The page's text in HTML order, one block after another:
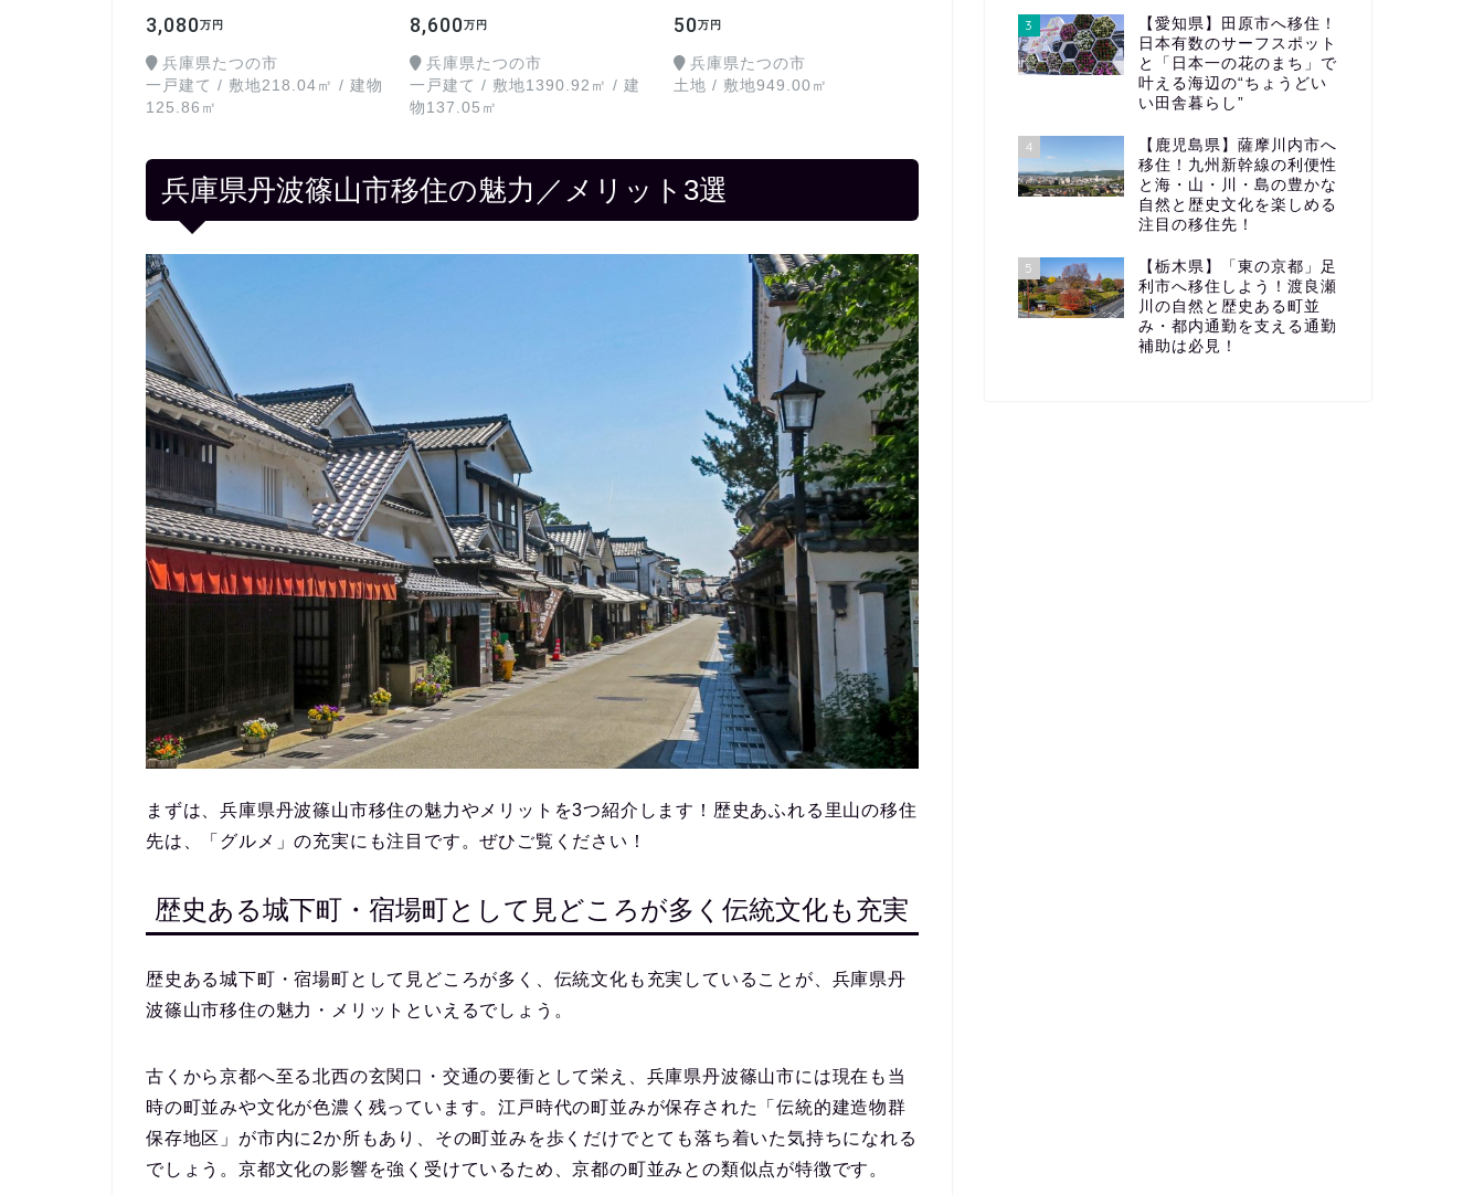
3,080万円
兵庫県たつの市
一戸建て / 敷地218.04㎡ / 建物
125.86㎡
8,600万円
兵庫県たつの市
一戸建て / 敷地1390.92㎡ / 建
物137.05㎡
50万円
兵庫県たつの市
土地 / 敷地949.00㎡
兵庫県丹波篠山市移住の魅力／メリット3選
まずは、兵庫県丹波篠山市移住の魅力やメリットを3つ紹介します！歴史あふれる里山の移住
先は、「グルメ」の充実にも注目です。ぜひご覧ください！
歴史ある城下町・宿場町として見どころが多く伝統文化も充実
歴史ある城下町・宿場町として見どころが多く、伝統文化も充実 していることが、兵庫県丹
波篠山市移住の魅力・メリットといえるでしょう。
古くから京都へ至る北西の玄関口・交通の要衝として栄え、兵庫県丹波篠山市には現在も当
時の町並みや文化が色濃く残っています。江戸時代の町並みが保存された
「伝統的建造物群
保存地区」が市内に2か所 もあり、その町並みを歩くだけでとても落ち着いた気持ちになれる
でしょう。京都文化の影響を強く受けているため、京都の町並みとの類似点が特徴です。
3
【愛知県】田原市へ移住！
日本有数のサーフスポット
と「日本一の花のまち」で
叶える海辺の“ちょうどい
い田舎暮らし”
4
【鹿児島県】薩摩川内市へ
移住！九州新幹線の利便性
と海・山・川・島の豊かな
自然と歴史文化を楽しめる
注目の移住先！
5
【栃木県】「東の京都」足
利市へ移住しよう！渡良瀬
川の自然と歴史ある町並
み・都内通勤を支える通勤
補助は必見！